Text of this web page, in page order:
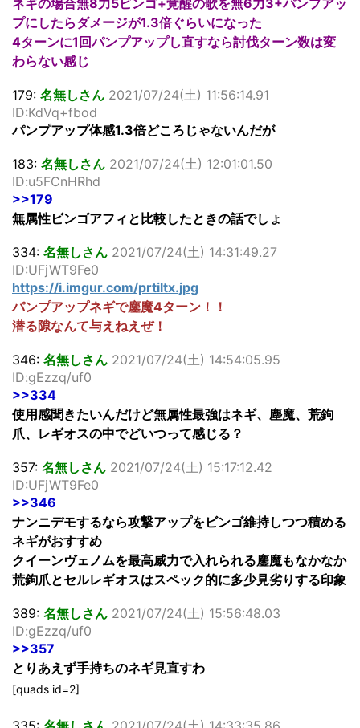
プにしたらダメージが1.3倍ぐらいになった
4ターンに1回パンプアップし直すなら討伐ターン数は変
わらない感じ
179: 名無しさん 2021/07/24(土) 11:56:14.91
ID:KdVq+fbod
パンプアップ体感1.3倍どころじゃないんだが
183: 名無しさん 2021/07/24(土) 12:01:01.50
ID:u5FCnHRhd
>>179
無属性ビンゴアフィと比較したときの話でしょ
334: 名無しさん 2021/07/24(土) 14:31:49.27
ID:UFjWT9Fe0
https://i.imgur.com/prtiltx.jpg
パンプアップネギで鏖魔4ターン！！
潜る隙なんて与えねえぜ！
346: 名無しさん 2021/07/24(土) 14:54:05.95
ID:gEzzq/uf0
>>334
使用感聞きたいんだけど無属性最強はネギ、塵魔、荒鉤
爪、レギオスの中でどいつって感じる？
357: 名無しさん 2021/07/24(土) 15:17:12.42
ID:UFjWT9Fe0
>>346
ナンニデモするなら攻撃アップをビンゴ維持しつつ積める
ネギがおすすめ
クイーンヴェノムを最高威力で入れられる鏖魔もなかなか
荒鉤爪とセルレギオスはスペック的に多少見劣りする印象
389: 名無しさん 2021/07/24(土) 15:56:48.03
ID:gEzzq/uf0
>>357
とりあえず手持ちのネギ見直すわ
[quads id=2]